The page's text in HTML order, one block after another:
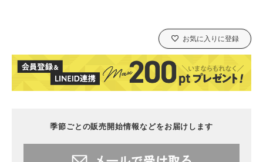
お気に入りに登録
季節ごとの販売開始情報などをお届けします